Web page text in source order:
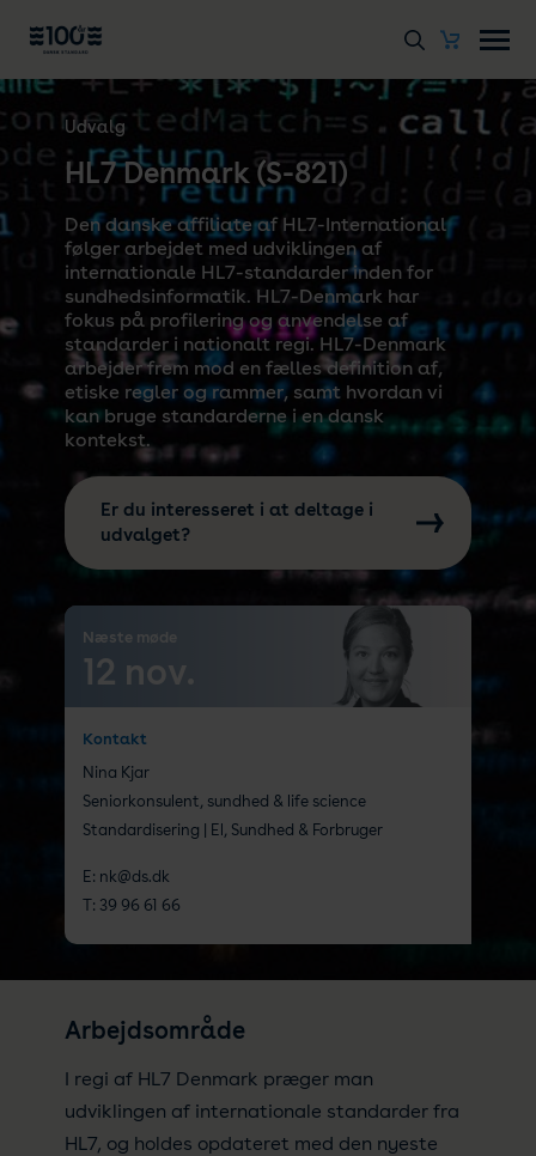
Udvalg
HL7 Denmark (S-821)
Den danske affiliate af HL7-International
følger arbejdet med udviklingen af
internationale HL7-standarder inden for
sundhedsinformatik. HL7-Denmark har
fokus på profilering og anvendelse af
standarder i nationalt regi. HL7-Denmark
arbejder frem mod en fælles definition af,
etiske regler og rammer, samt hvordan vi
kan bruge standarderne i en dansk
kontekst.
Er du interesseret i at deltage i
udvalget?
Næste møde
12 nov.
Kontakt
Nina Kjar
Seniorkonsulent, sundhed & life science
Standardisering | El, Sundhed & Forbruger
E: nk@ds.dk
T: 39 96 61 66
Arbejdsområde
I regi af HL7 Denmark præger man
udviklingen af internationale standarder fra
HL7, og holdes opdateret med den nyeste